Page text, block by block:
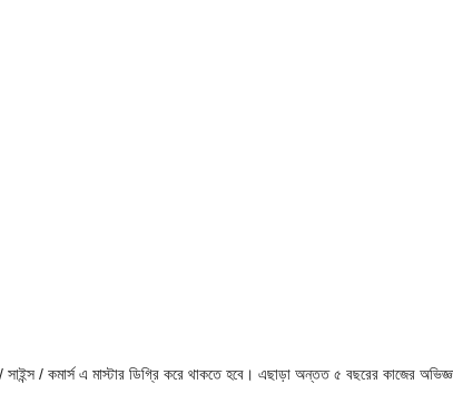
/ কমার্স এ মাস্টার ডিগ্রি করে থাকতে হবে। এছাড়া অন্তত ৫ বছরের কাজের